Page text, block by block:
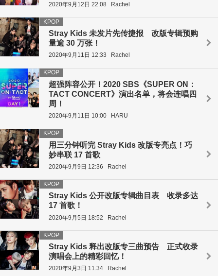
2020年9月12日 22:08 Rachel
Stray Kids 未发片先传捷报 改版专辑预购
量逾 30 万张！
KPOP
2020年9月11日 12:33 Rachel
超强阵容公开！2020 SBS《SUPER ON：
TACT CONCERT》演出名单，将会连唱四
周！
KPOP
2020年9月11日 10:00 HARU
用三分钟听完 Stray Kids 改版专亮点！巧
妙串联 17 首歌
KPOP
2020年9月9日 12:36 Rachel
Stray Kids 公开改版专辑曲目表 收录多达
17 首歌！
KPOP
2020年9月5日 18:52 Rachel
Stray Kids 释出改版专三曲预告 正式收录
演唱会上的精彩回忆！
KPOP
2020年9月3日 11:34 Rachel